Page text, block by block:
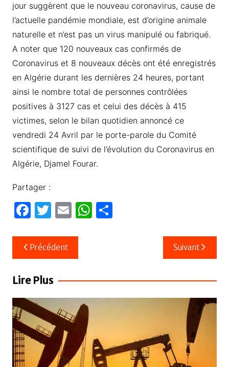
jour suggèrent que le nouveau coronavirus, cause de
l’actuelle pandémie mondiale, est d’origine animale
naturelle et n’est pas un virus manipulé ou fabriqué.
A noter que 120 nouveaux cas confirmés de
Coronavirus et 8 nouveaux décès ont été enregistrés
en Algérie durant les dernières 24 heures, portant
ainsi le nombre total de personnes contrôlées
positives à 3127 cas et celui des décès à 415
victimes, selon le bilan quotidien annoncé ce
vendredi 24 Avril par le porte-parole du Comité
scientifique de suivi de l’évolution du Coronavirus en
Algérie, Djamel Fourar.
Partager :
F
c
e
b
o
k
T
itt
er
E
ail
W
A
p
P
er
Navigation
de
l’article
Précédent Suivant
Lire Plus